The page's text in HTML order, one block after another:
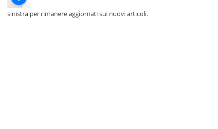
sinistra per rimanere aggiornati sui nuovi articoli.